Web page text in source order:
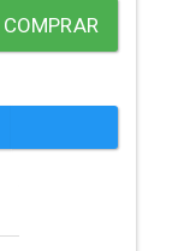
COMPRAR